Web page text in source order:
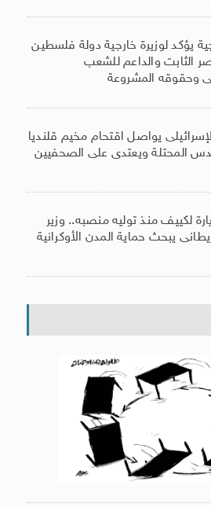
يؤكد لوزيرة خارجية دولة فلسطين
الثابت والداعم للشعب
وحقوقه المشروعة
يواصل اقتحام مخيم قلنديا
المحتلة ويعتدى على الصحفيين
لكييف منذ توليه منصبه.. وزير
يبحث حماية المدن الأوكرانية